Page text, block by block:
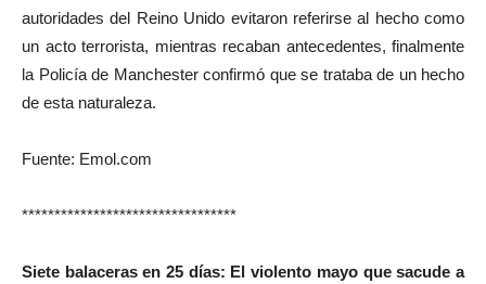
autoridades del Reino Unido evitaron referirse al hecho como
un acto terrorista, mientras recaban antecedentes, finalmente
la Policía de Manchester confirmó que se trataba de un hecho
de esta naturaleza.
Fuente: Emol.com
*********************************
Siete balaceras en 25 días: El violento mayo que sacude a